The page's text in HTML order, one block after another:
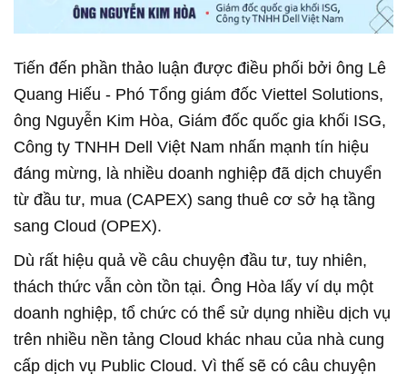
Tiến đến phần thảo luận được điều phối bởi ông Lê
Quang Hiếu - Phó Tổng giám đốc Viettel Solutions,
ông Nguyễn Kim Hòa, Giám đốc quốc gia khối ISG,
Công ty TNHH Dell Việt Nam nhấn mạnh tín hiệu
đáng mừng, là nhiều doanh nghiệp đã dịch chuyển
từ đầu tư, mua (CAPEX) sang thuê cơ sở hạ tầng
sang Cloud (OPEX).
Dù rất hiệu quả về câu chuyện đầu tư, tuy nhiên,
thách thức vẫn còn tồn tại. Ông Hòa lấy ví dụ một
doanh nghiệp, tổ chức có thể sử dụng nhiều dịch vụ
trên nhiều nền tảng Cloud khác nhau của nhà cung
cấp dịch vụ Public Cloud. Vì thế sẽ có câu chuyện